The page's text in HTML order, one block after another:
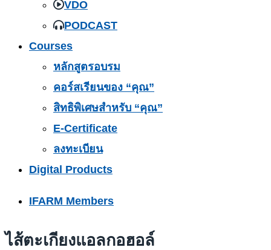
VDO
PODCAST
Courses
หลักสูตรอบรม
คอร์สเรียนของ “คุณ”
สิทธิพิเศษสำหรับ “คุณ”
E-Certificate
ลงทะเบียน
Digital Products
IFARM Members
ไส้ตะเกียงแอลกอฮอล์